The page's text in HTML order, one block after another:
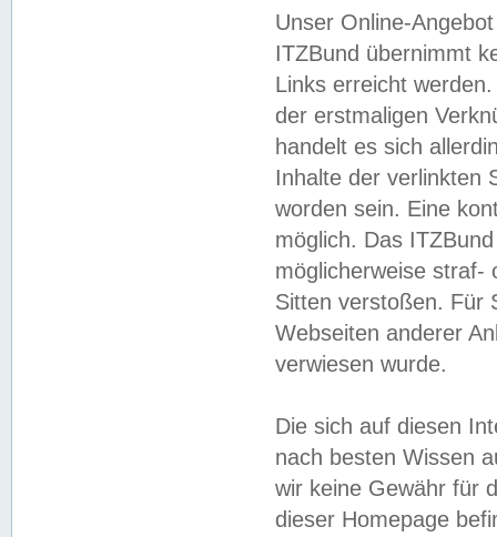
Unser Online-
ITZBund übernimmt
Links erreicht
der erstmaligen
handelt es sich
Inhalte der verlinkten
worden sein. Eine
möglich. Das
möglicherweise straf-
Sitten verstoßen. Für
Webseiten anderer
verwiesen wurde.
Die sich auf diesen
nach besten Wissen
wir keine Gewähr für
dieser Homepage